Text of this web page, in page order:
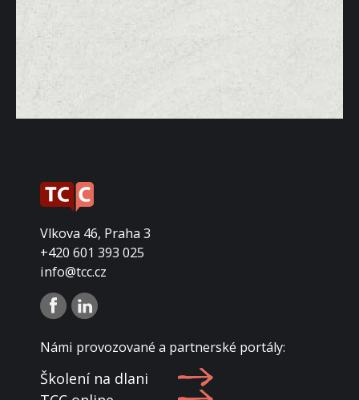
Vlkova 46, Praha 3
+420 601 393 025
info@tcc.cz
Námi provozované a partnerské portály:
Školení na dlani